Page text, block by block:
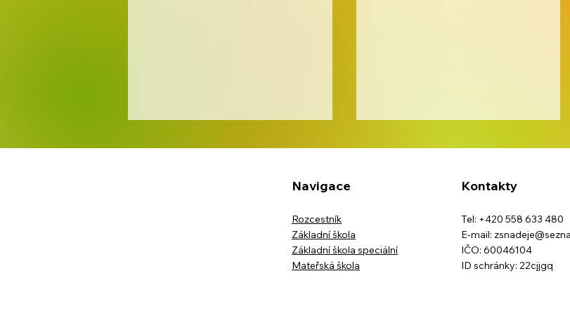
Červen ve školní družině
Kreativita bez hranic
Navigace
Rozcestník
Základní škola
Základní škola speciální
Mateřská škola
Kontakty
Tel: +420 558 633 480
E-mail:
IČO: 60046104
ID schránky: 22cjjgq